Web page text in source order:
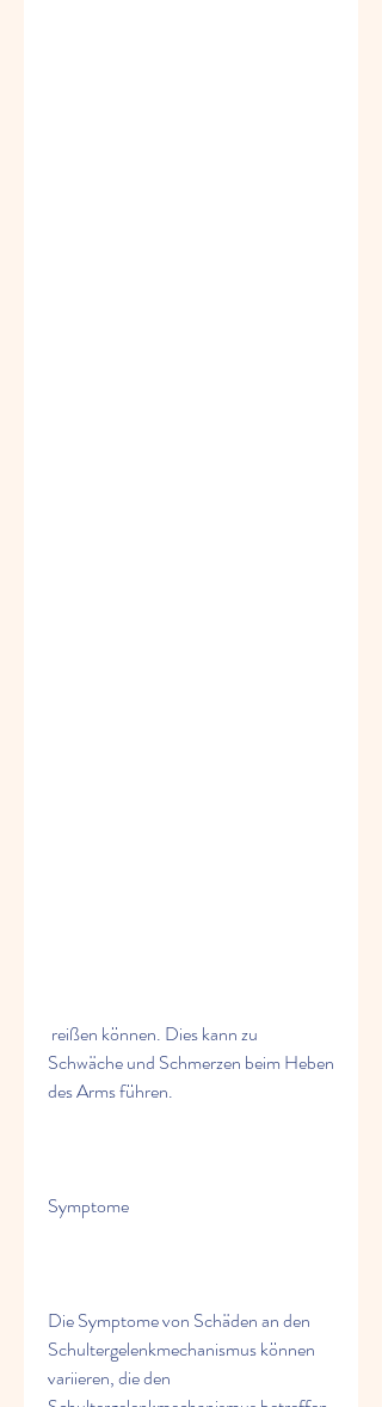
Schwäche und Schmerzen beim Heben
des Arms führen.
Symptome
Die Symptome von Schäden an den
Schultergelenkmechanismus können
variieren, die den